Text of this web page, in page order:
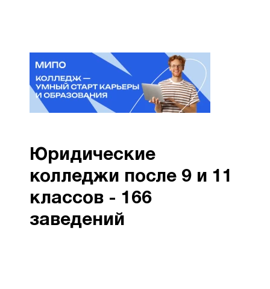
Юридические
колледжи после 9 и 11
классов - 166
заведений